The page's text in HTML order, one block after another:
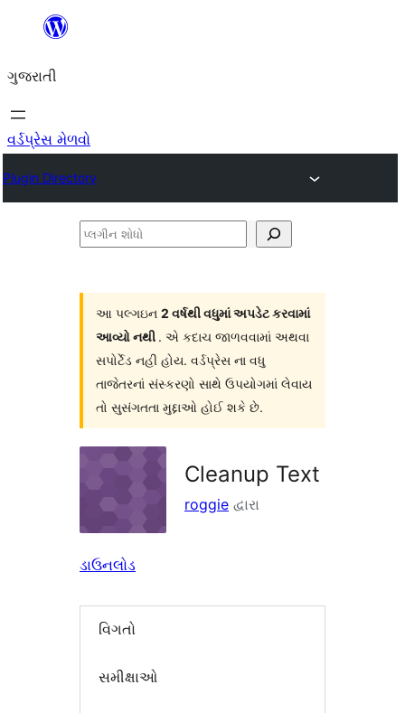
કંટેન્ટ(લખાણ)
જાઓ
ગુજરાતી
વર્ડપ્રેસ મેળવો
Plugin Directory
પ્લગીન
આ પલ્ગઇન 2 વર્ષથી વધુમાં અપડેટ કરવામાં
આવ્યો નથી . એ કદાચ જાળવવામાં અથવા
સપોર્ટેડ નહી હોય. વર્ડપ્રેસ ના વધુ
તાજેતરનાં સંસ્કરણો સાથે ઉપયોગમાં લેવાય
તો સુસંગતતા મુદ્દાઓ હોઈ શકે છે.
Cleanup Text
roggie દ્વારા
ડાઉનલોડ
વિગતો
સમીક્ષાઓ